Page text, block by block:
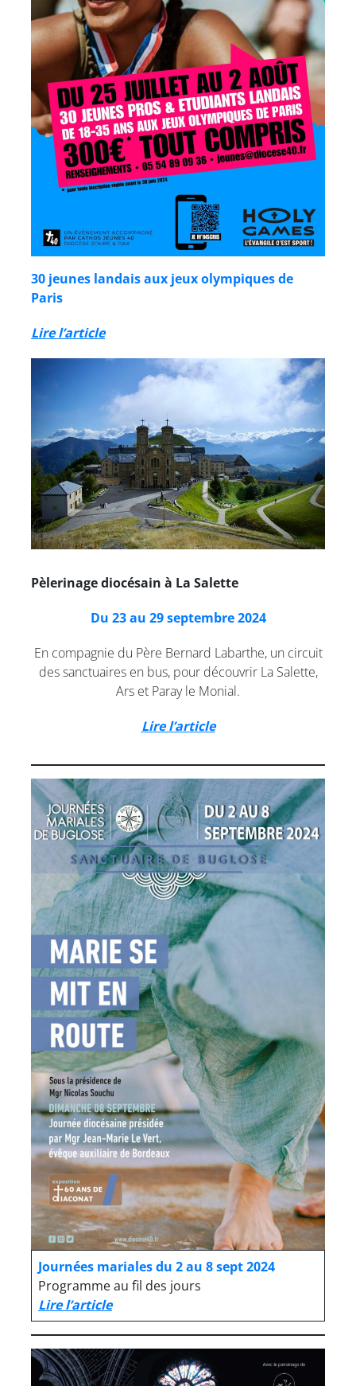
30 jeunes landais aux jeux olympiques de
Paris
Lire l’article
Pèlerinage diocésain à La Salette
Du 23 au 29 septembre 2024
En compagnie du Père Bernard Labarthe, un circuit
des sanctuaires en bus, pour découvrir La Salette,
Ars et Paray le Monial.
Lire l’article
Journées mariales du 2 au 8 sept 2024
Programme au fil des jours
Lire l’article